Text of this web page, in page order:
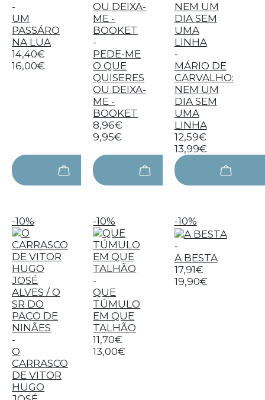
-
UM
PASSÁRO
NA LUA
14,40€
16,00€
-
PEDE-ME
O QUE
QUISERES
OU DEIXA-
ME -
BOOKET
8,96€
9,95€
-
MÁRIO DE
CARVALHO:
NEM UM
DIA SEM
UMA
LINHA
12,59€
13,99€
-10%
-
O
CARRASCO
DE VITOR
HUGO
-10%
-
QUE
TÚMULO
EM QUE
TALHÃO
11,70€
13,00€
-10%
-
A BESTA
17,91€
19,90€